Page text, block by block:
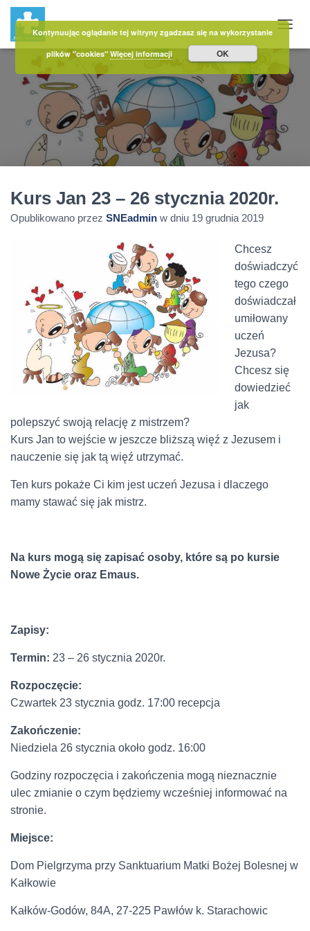
Kurs Jan 23 – 26 stycznia 2020r.
Opublikowano przez SNEadmin w dniu 19 grudnia 2019
Chcesz
doświadczyć
tego czego
doświadczał
umiłowany
uczeń
Jezusa?
Chcesz się
dowiedzieć
jak
polepszyć swoją relację z mistrzem?
Kurs Jan to wejście w jeszcze bliższą więź z Jezusem i
nauczenie się jak tą więź utrzymać.
Ten kurs pokaże Ci kim jest uczeń Jezusa i dlaczego
mamy stawać się jak mistrz.
Na kurs mogą się zapisać osoby, które są po kursie
Nowe Życie oraz Emaus.
Zapisy:
Termin: 23 – 26 stycznia 2020r.
Rozpoczęcie:
Czwartek 23 stycznia godz. 17:00 recepcja
Zakończenie:
Niedziela 26 stycznia około godz. 16:00
Godziny rozpoczęcia i zakończenia mogą nieznacznie
ulec zmianie o czym będziemy wcześniej informować na
stronie.
Miejsce:
Dom Pielgrzyma przy Sanktuarium Matki Bożej Bolesnej w
Kałkowie
Kałków-Godów, 84A, 27-225 Pawłów k. Starachowic
Kontynuując oglądanie tej witryny zgadzasz się na wykorzystanie
plików "cookies"Więcej informacji OK